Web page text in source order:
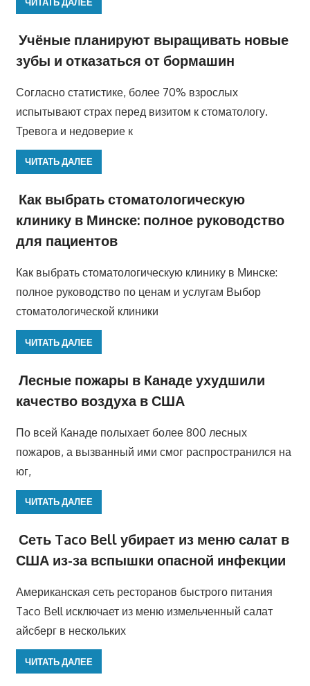
Учёные планируют выращивать новые
зубы и отказаться от бормашин
Согласно статистике, более 70% взрослых
испытывают страх перед визитом к стоматологу.
Тревога и недоверие к
ЧИТАТЬ ДАЛЕЕ
Как выбрать стоматологическую
клинику в Минске: полное руководство
для пациентов
Как выбрать стоматологическую клинику в Минске:
полное руководство по ценам и услугам Выбор
стоматологической клиники
ЧИТАТЬ ДАЛЕЕ
Лесные пожары в Канаде ухудшили
качество воздуха в США
По всей Канаде полыхает более 800 лесных
пожаров, а вызванный ими смог распространился на
юг,
ЧИТАТЬ ДАЛЕЕ
Сеть Taco Bell убирает из меню салат в
США из-за вспышки опасной инфекции
Американская сеть ресторанов быстрого питания
Taco Bell исключает из меню измельченный салат
айсберг в нескольких
ЧИТАТЬ ДАЛЕЕ